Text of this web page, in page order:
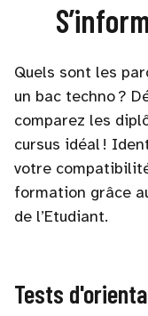
Quels sont les
un bac techno ?
comparez les
cursus idéal !
votre
formation grâce
de l’Etudiant.
Tests